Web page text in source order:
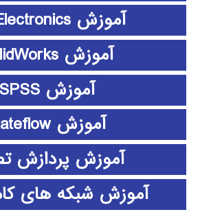
آموزش SimElectronics
آموزش SolidWorks
آموزش SPSS
آموزش stateflow
آموزش پردازش
آموزش شبکه های